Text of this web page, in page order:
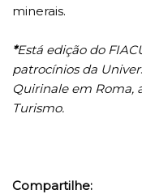
minerais.
*Está edição do
patrocínios da
Quirinale em Roma,
Turismo.
Compartilhe: